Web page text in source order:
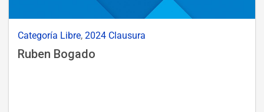
Categoría Libre, 2024 Clausura
Ruben Bogado